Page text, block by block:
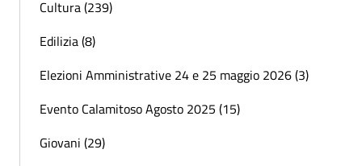
Cultura (239)
Edilizia (8)
Elezioni Amministrative 24 e 25 maggio 2026 (3)
Evento Calamitoso Agosto 2025 (15)
Giovani (29)